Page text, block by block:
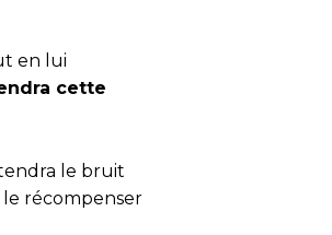
en lui
cette
le bruit
le récompenser